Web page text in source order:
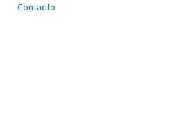
Contacto